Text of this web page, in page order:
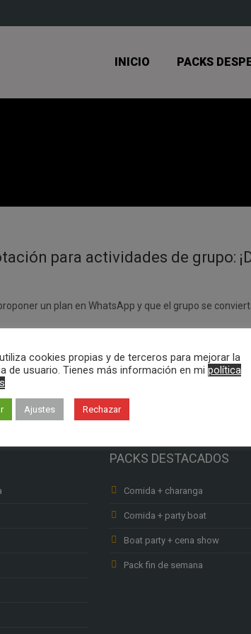
INICIO PACKS
para actividades de grupo:
un plan en WhatsApp y que el grupo se
PACKS DESTACADOS
Comida + charanga
Comida + party boat
Boat party + cena show
Pack fin de semana
cookies propias y de terceros para mejorar la
de usuario. Tienes más información en mi política
Ajustes Rechazar